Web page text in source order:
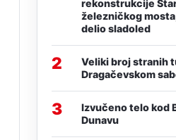
rekonstrukcije
železničkog
delio sladoled
2
Veliki broj stranih
Dragačevskom
3
Izvučeno telo kod
Dunavu